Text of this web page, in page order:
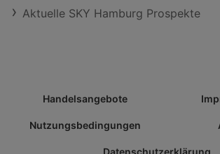
Aktuelle SKY Hamburg Prospekte
Handelsangebote
Nutzungsbedingungen
Datenschutzerklärung